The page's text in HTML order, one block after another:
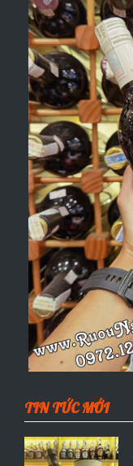
TIN TỨC MỚI